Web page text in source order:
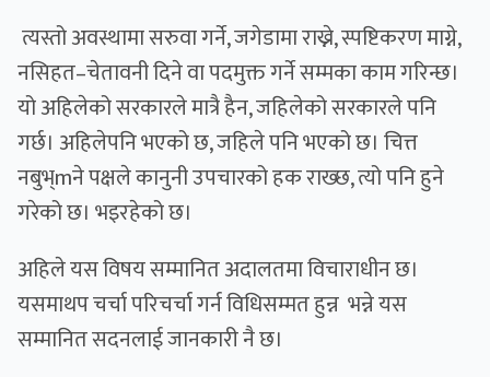
त्यस्तो अवस्थामा सरुवा गर्ने, जगेडामा राख्ने, स्पष्टिकरण माग्ने,
नसिहत–चेतावनी दिने वा पदमुक्त गर्ने सम्मका काम गरिन्छ।
यो अहिलेको सरकारले मात्रै हैन, जहिलेको सरकारले पनि
गर्छ। अहिलेपनि भएको छ, जहिले पनि भएको छ। चित्त
नबुभ्mने पक्षले कानुनी उपचारको हक राख्छ, त्यो पनि हुने
गरेको छ। भइरहेको छ।
अहिले यस विषय सम्मानित अदालतमा विचाराधीन छ।
यसमाथप चर्चा परिचर्चा गर्न विधिसम्मत हुन्न भन्ने यस
सम्मानित सदनलाई जानकारी नै छ।